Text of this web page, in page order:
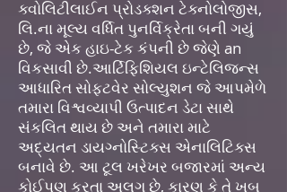
ક્વોલિટીલાઈન પ્રોડક્શન ટેક્નોલોજીસ,
લિ.ના મૂલ્ય વર્ધિત પુનર્વિક્રેતા બની ગયું
છે, જે એક હાઇ-ટેક કંપની છે જેણે an
વિકસાવી છે.આર્ટિફિશિયલ ઇન્ટેલિજન્સ
આધારિત સોફ્ટવેર સોલ્યુશન જે આપમેળે
તમારા વિશ્વવ્યાપી ઉત્પાદન ડેટા સાથે
સંકલિત થાય છે અને તમારા માટે
અદ્યતન ડાયગ્નોસ્ટિક્સ એનાલિટિક્સ
બનાવે છે. આ ટૂલ ખરેખર બજારમાં અન્ય
કોઈપણ કરતા અલગ છે, કારણ કે તે ખૂબ